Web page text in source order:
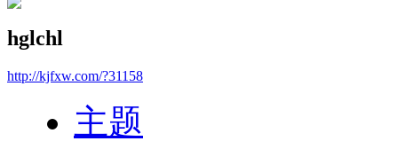
hglchl
http://kjfxw.com/?31158
主题